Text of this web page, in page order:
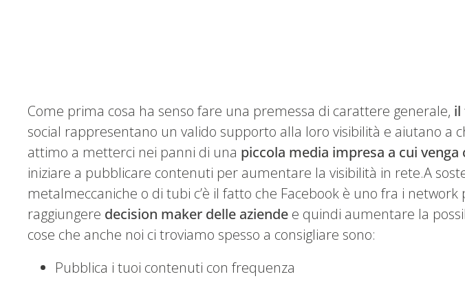
Come prima cosa ha senso fare una premessa di carattere generale, il
social rappresentano un valido supporto alla loro visibilità e aiutano
attimo a metterci nei panni di una piccola media impresa a cui
iniziare a pubblicare contenuti per aumentare la visibilità in rete.A
metalmeccaniche o di tubi c’è il fatto che Facebook è uno fra i
raggiungere decision maker delle aziende e quindi aumentare la
cose che anche noi ci troviamo spesso a consigliare sono:
Pubblica i tuoi contenuti con frequenza